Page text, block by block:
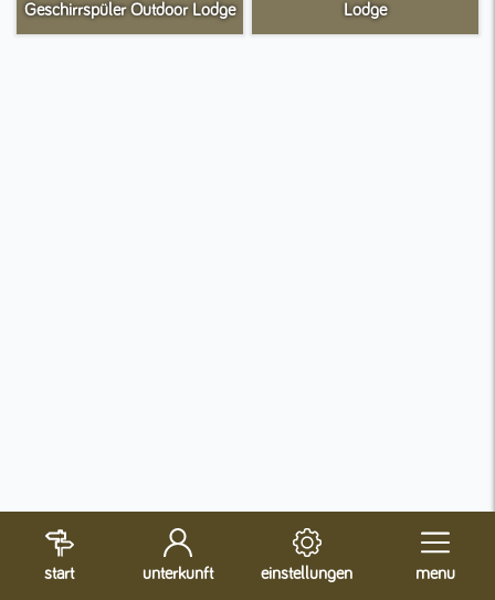
Geschirrspüler Outdoor Lodge
Lodge
start unterkunft einstellungen menu